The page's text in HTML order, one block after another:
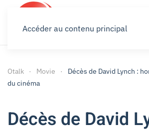
Accéder au contenu principal
Otalk Movie
Décès de David Lynch :
du cinéma
Décès de David